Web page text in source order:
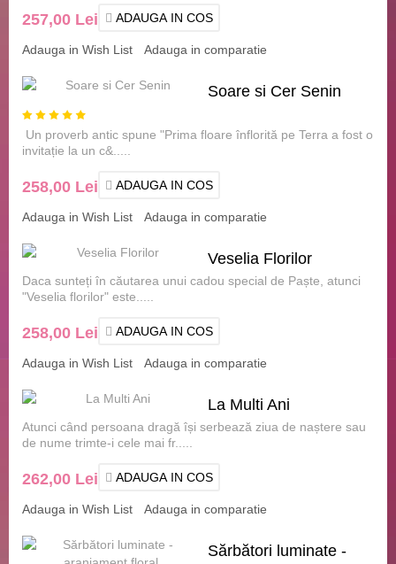
257,00 Lei ADAUGA IN COS
Adauga in Wish List Adauga in comparatie
Soare si Cer Senin
Un proverb antic spune "Prima floare înflorită pe Terra a fost o
invitație la un c&.....
258,00 Lei ADAUGA IN COS
Adauga in Wish List Adauga in comparatie
Veselia Florilor
Daca sunteți în căutarea unui cadou special de Paște, atunci
"Veselia florilor" este.....
258,00 Lei ADAUGA IN COS
Adauga in Wish List Adauga in comparatie
La Multi Ani
Atunci când persoana dragă își serbează ziua de naștere sau
de nume trimte-i cele mai fr.....
262,00 Lei ADAUGA IN COS
Adauga in Wish List Adauga in comparatie
Sărbători luminate -